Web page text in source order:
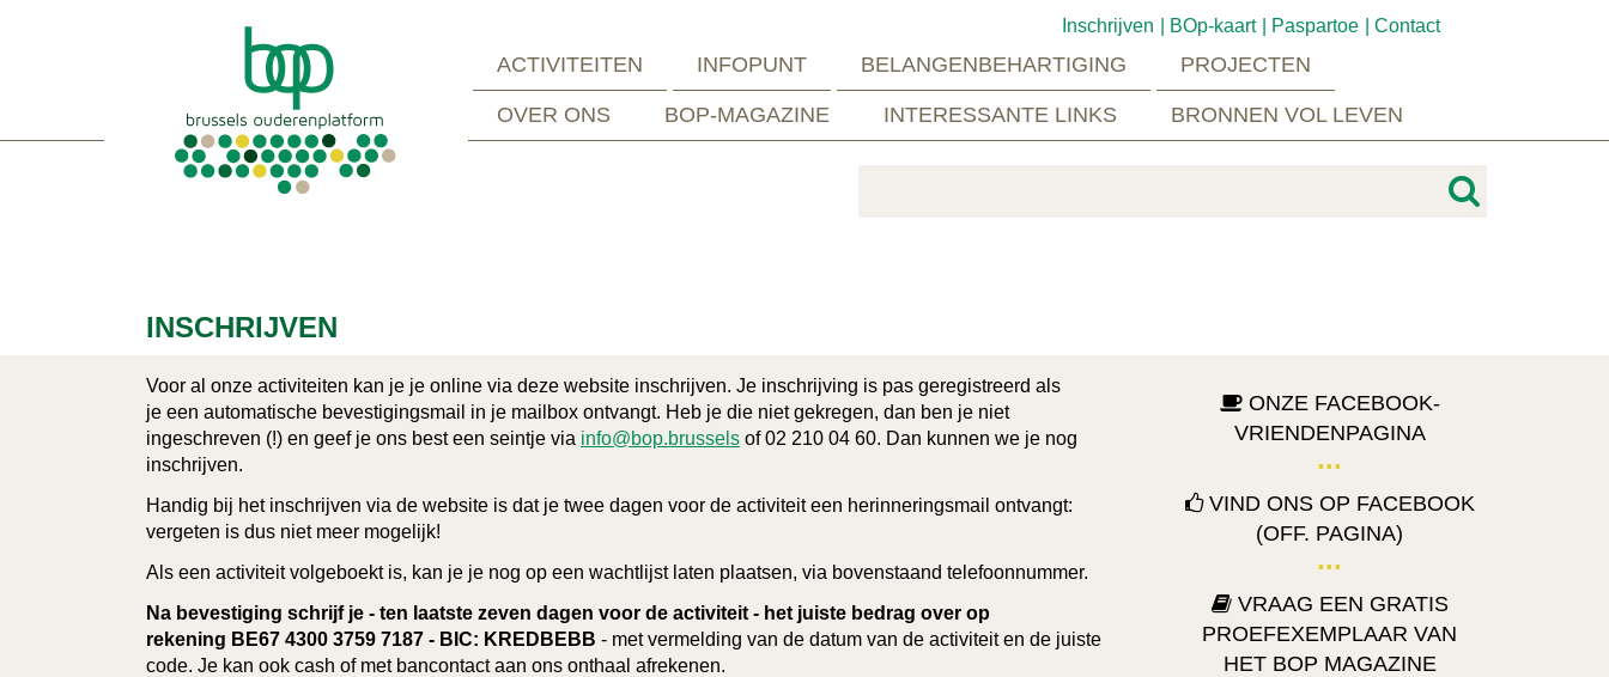
Inschrijven BOp-kaart Paspartoe Contact
ACTIVITEITEN INFOPUNT BELANGENBEHARTIGING PROJECTEN
OVER ONS BOP-MAGAZINE INTERESSANTE LINKS BRONNEN VOL LEVEN
INSCHRIJVEN
Voor al onze activiteiten kan je je online via deze website inschrijven. Je inschrijving is pas geregistreerd als
je een automatische bevestigingsmail in je mailbox ontvangt. Heb je die niet gekregen, dan ben je niet
ingeschreven (!) en geef je ons best een seintje via info@bop.brussels of 02 210 04 60. Dan kunnen we je nog
inschrijven.
Handig bij het inschrijven via de website is dat je twee dagen voor de activiteit een herinneringsmail ontvangt:
vergeten is dus niet meer mogelijk!
Als een activiteit volgeboekt is, kan je je nog op een wachtlijst laten plaatsen, via bovenstaand telefoonnummer.
Na bevestiging schrijf je - ten laatste zeven dagen voor de activiteit - het juiste bedrag over op
rekening BE67 4300 3759 7187 - BIC: KREDBEBB - met vermelding van de datum van de activiteit en de juiste
code. Je kan ook cash of met bancontact aan ons onthaal afrekenen.
ONZE FACEBOOK-
VRIENDENPAGINA
VIND ONS OP FACEBOOK
(OFF. PAGINA)
VRAAG EEN GRATIS
PROEFEXEMPLAAR VAN
HET BOP MAGAZINE